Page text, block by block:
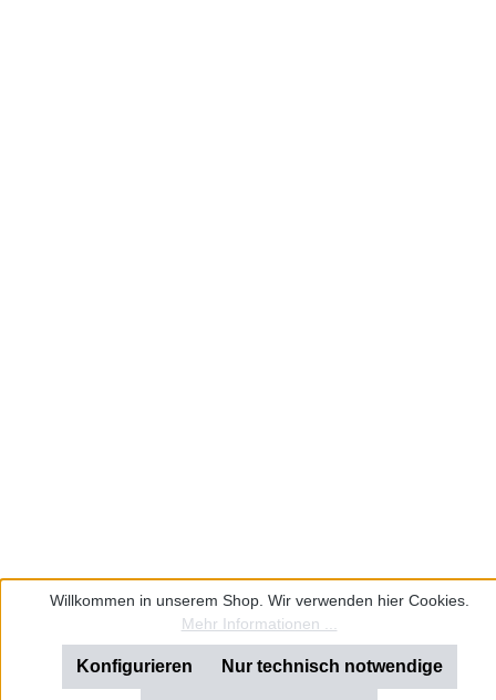
Willkommen in unserem Shop. Wir verwenden hier Cookies.
Mehr Informationen ...
Nur technisch notwendige
Konfigurieren